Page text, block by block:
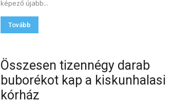
képező újabb...
Tovább
Összesen tizennégy darab
buborékot kap a kiskunhalasi
kórház